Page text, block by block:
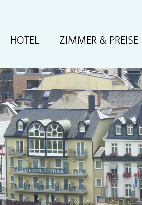
HOTEL ZIMMER & PREISE